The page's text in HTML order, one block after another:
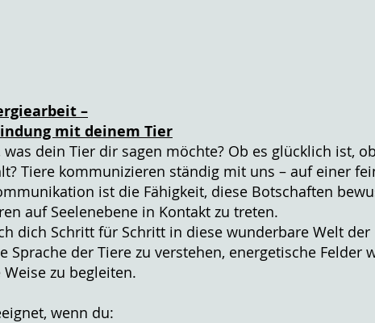
–
mit deinem Tier
dein Tier dir sagen möchte? Ob es glücklich ist,
Tiere kommunizieren ständig mit uns – auf einer
ist die Fähigkeit, diese Botschaften
auf Seelenebene in Kontakt zu treten.
dich Schritt für Schritt in diese wunderbare Welt
Sprache der Tiere zu verstehen, energetische Felder
zu begleiten.
wenn du: